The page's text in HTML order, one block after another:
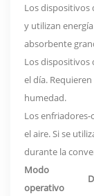
Los dispositivos
y utilizan
absorbente
Los
el día.
humedad.
Los
el aire. Si se
durante la
Modo
operativo